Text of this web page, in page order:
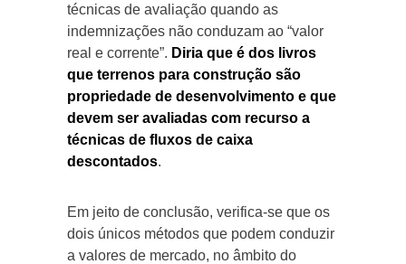
técnicas de avaliação quando as
indemnizações não conduzam ao “valor
real e corrente”. Diria que é dos livros
que terrenos para construção são
propriedade de desenvolvimento e que
devem ser avaliadas com recurso a
técnicas de fluxos de caixa
descontados.
Em jeito de conclusão, verifica-se que os
dois únicos métodos que podem conduzir
a valores de mercado, no âmbito do